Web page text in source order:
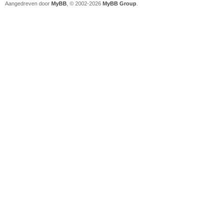
Aangedreven door MyBB , © 2002-2026 MyBB Group